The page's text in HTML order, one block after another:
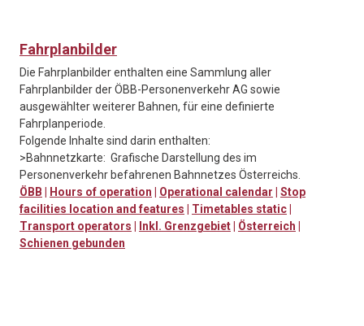
Fahrplanbilder
Die Fahrplanbilder enthalten eine Sammlung aller
Fahrplanbilder der ÖBB-Personenverkehr AG sowie
ausgewählter weiterer Bahnen, für eine definierte
Fahrplanperiode.
Folgende Inhalte sind darin enthalten:
>Bahnnetzkarte: Grafische Darstellung des im
Personenverkehr befahrenen Bahnnetzes Österreichs.
ÖBB
Hours of operation Operational calendar
Stop
facilities location and features
Timetables static
Transport operators
Inkl. Grenzgebiet Österreich
Schienen gebunden